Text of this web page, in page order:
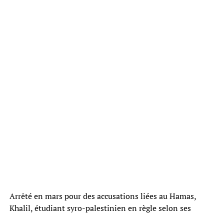
Arrêté en mars pour des accusations liées au Hamas,
Khalil, étudiant syro-palestinien en règle selon ses